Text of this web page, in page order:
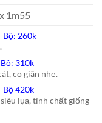
1m55
Bộ: 260k
Bộ: 310k
co giãn nhẹ.
Bộ 420k
lụa, tính chất giống